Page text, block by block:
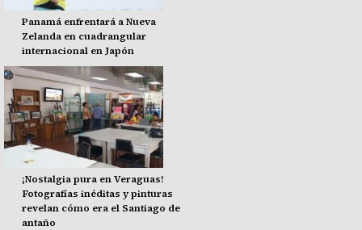
Panamá enfrentará a Nueva
Zelanda en cuadrangular
internacional en Japón
¡Nostalgia pura en Veraguas!
Fotografías inéditas y pinturas
revelan cómo era el Santiago de
antaño